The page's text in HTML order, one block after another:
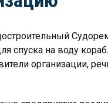
спуска на воду
организации,